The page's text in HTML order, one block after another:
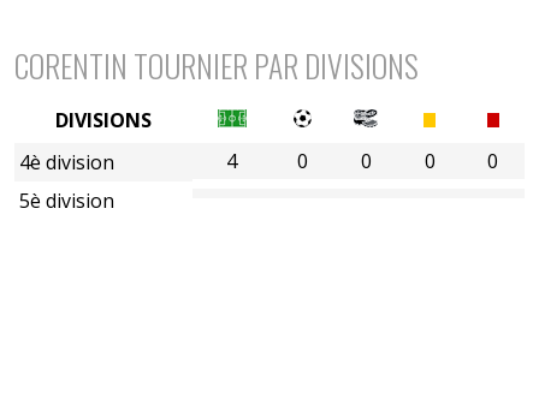
CORENTIN TOURNIER PAR DIVISIONS
4 0 0 0 0
DIVISIONS
4è division
5è division